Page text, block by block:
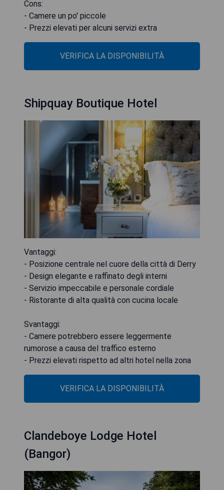
Cons:
- Camere un po' piccole
- Prezzi elevati per alcuni servizi extra
VERIFICA LA DISPONIBILITÀ
Shipquay Boutique Hotel
Vantaggi:
- Posizione centrale nel cuore della città di Derry
- Design elegante e raffinato degli interni
- Servizio impeccabile e personale cordiale
- Ristorante di alta qualità con cucina locale
Svantaggi:
- Camere potrebbero essere leggermente
rumorose a causa del traffico esterno
- Prezzi elevati rispetto ad altri hotel nella zona
VERIFICA LA DISPONIBILITÀ
Clandeboye Lodge Hotel
(Bangor)